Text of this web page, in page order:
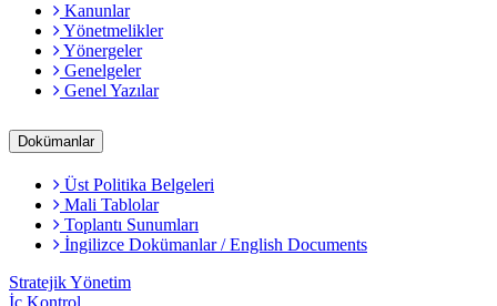
Kanunlar
Yönetmelikler
Yönergeler
Genelgeler
Genel Yazılar
Dokümanlar
Üst Politika Belgeleri
Mali Tablolar
Toplantı Sunumları
İngilizce Dokümanlar / English Documents
Stratejik Yönetim
İç Kontrol